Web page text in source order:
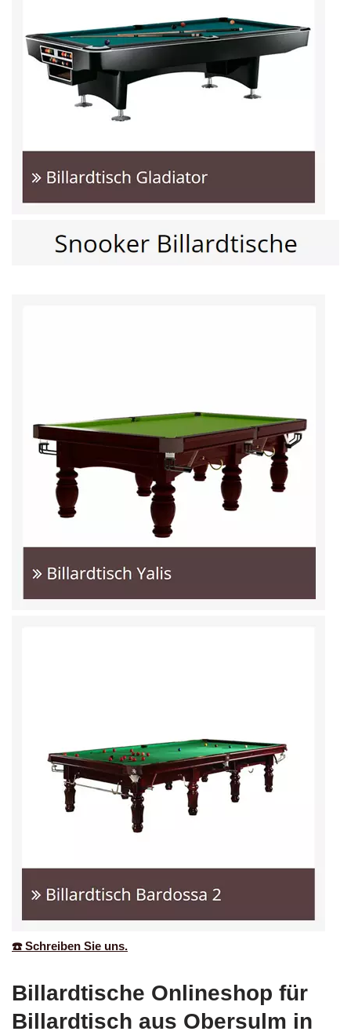
☎️ Schreiben Sie uns.
Billardtische Onlineshop für
Billardtisch aus Obersulm in